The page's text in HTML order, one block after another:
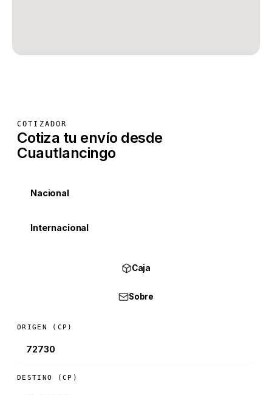
COTIZADOR
Cotiza tu envío desde
Cuautlancingo
Nacional
Internacional
Caja
Sobre
ORIGEN (CP)
DESTINO (CP)